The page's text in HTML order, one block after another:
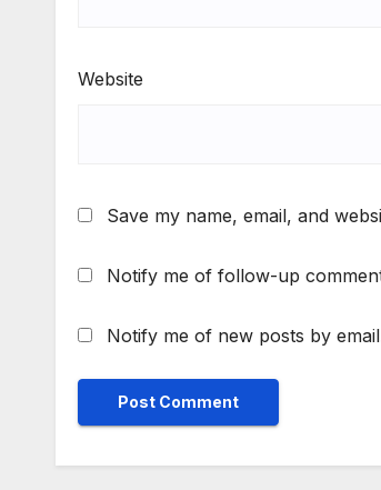
Website
Save my name, email, and
Notify me of follow-up
Notify me of new posts by